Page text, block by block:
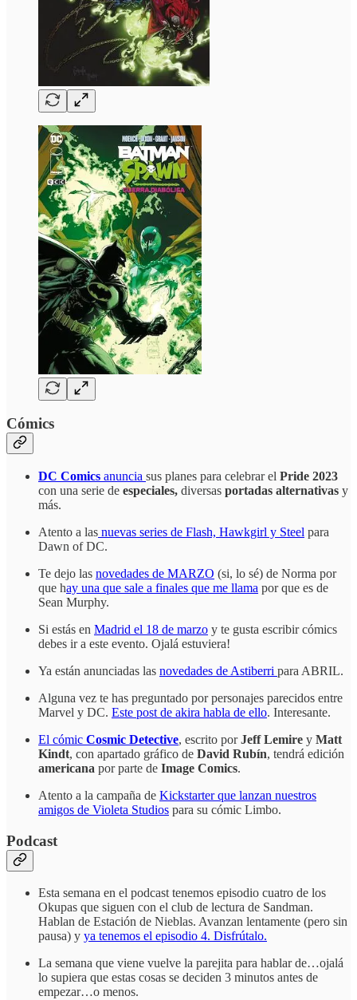
Cómics
DC Comics anuncia sus planes para celebrar el Pride 2023
con una serie de especiales, diversas portadas alternativas y
más.
Atento a las nuevas series de Flash, Hawkgirl y Steel para
Dawn of DC.
Te dejo las novedades de MARZO (si, lo sé) de Norma por
que hay una que sale a finales que me llama por que es de
Sean Murphy.
Si estás en Madrid el 18 de marzo y te gusta escribir cómics
debes ir a este evento. Ojalá estuviera!
Ya están anunciadas las novedades de Astiberri para ABRIL.
Alguna vez te has preguntado por personajes parecidos entre
Marvel y DC. Este post de akira habla de ello. Interesante.
El cómic Cosmic Detective, escrito porJeff Lemire y Matt
Kindt, con apartado gráfico de David Rubín, tendrá edición
americana por parte de Image Comics.
Atento a la campaña de Kickstarter que lanzan nuestros
amigos de Violeta Studios para su cómic Limbo.
Podcast
Esta semana en el podcast tenemos episodio cuatro de los
Okupas que siguen con el club de lectura de Sandman.
Hablan de Estación de Nieblas. Avanzan lentamente (pero sin
pausa) y ya tenemos el episodio 4. Disfrútalo.
La semana que viene vuelve la parejita para hablar de…ojalá
lo supiera que estas cosas se deciden 3 minutos antes de
empezar…o menos.